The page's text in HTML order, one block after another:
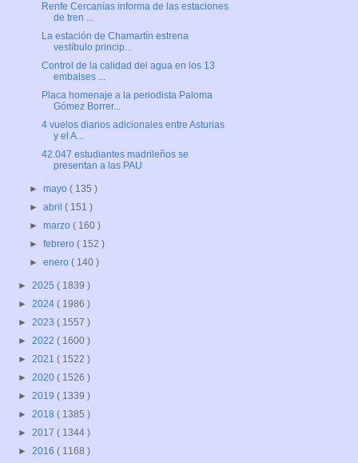
Renfe Cercanías informa de las estaciones
de tren ...
La estación de Chamartín estrena
vestíbulo princip...
Control de la calidad del agua en los 13
embalses ...
Placa homenaje a la periodista Paloma
Gómez Borrer...
4 vuelos diarios adicionales entre Asturias
y el A...
42.047 estudiantes madrileños se
presentan a las PAU
►mayo( 135 )
►abril( 151 )
►marzo( 160 )
►febrero( 152 )
►enero( 140 )
► 2025 ( 1839 )
► 2024 ( 1986 )
► 2023 ( 1557 )
► 2022 ( 1600 )
► 2021 ( 1522 )
► 2020 ( 1526 )
► 2019 ( 1339 )
► 2018 ( 1385 )
► 2017 ( 1344 )
► 2016 ( 1168 )